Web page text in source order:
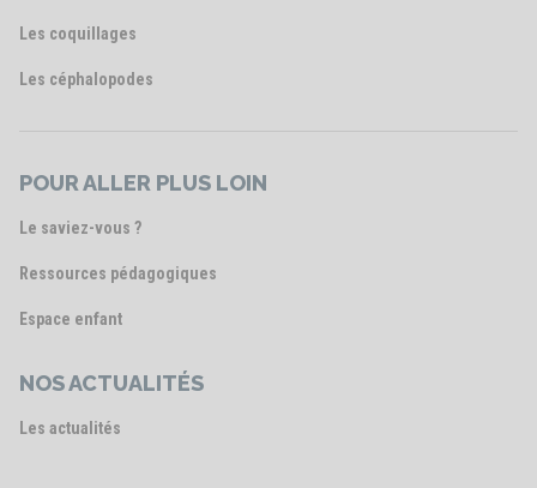
Les coquillages
Les céphalopodes
POUR ALLER PLUS LOIN
Le saviez-vous ?
Ressources pédagogiques
Espace enfant
NOS ACTUALITÉS
Les actualités